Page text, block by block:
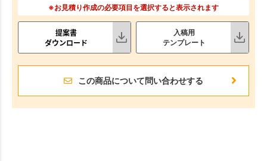
※お見積り作成の必要項目を選択すると表示されます
提案書
ダウンロード
入稿用
テンプレート
この商品について問い合わせする